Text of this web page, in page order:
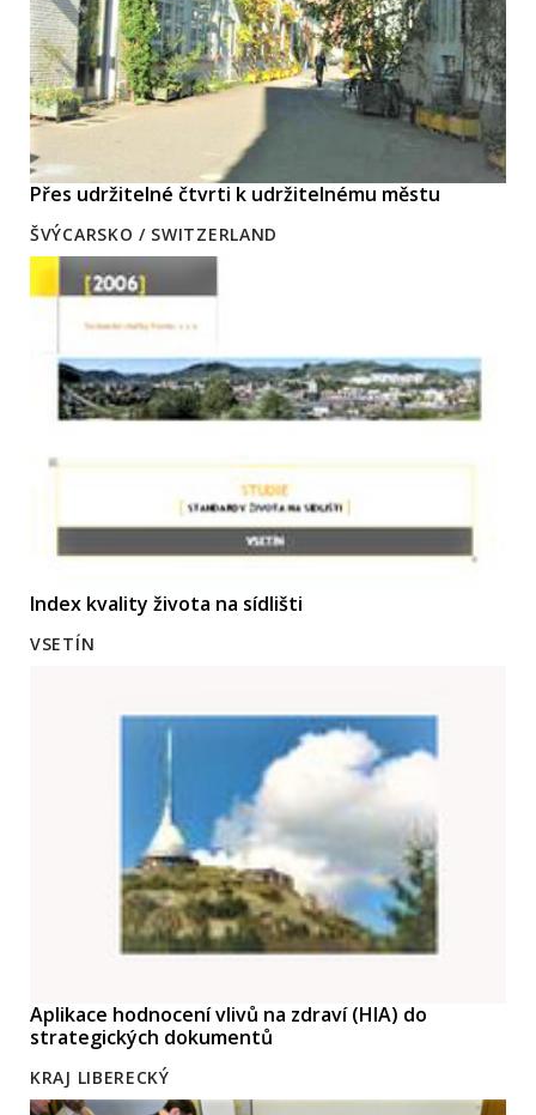
Přes udržitelné čtvrti k udržitelnému městu
ŠVÝCARSKO / SWITZERLAND
Index kvality života na sídlišti
VSETÍN
Aplikace hodnocení vlivů na zdraví (HIA) do
strategických dokumentů
KRAJ LIBERECKÝ